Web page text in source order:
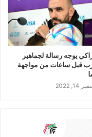
يوجه رسالة لجماهير
قبل ساعات من مواجهة
2022